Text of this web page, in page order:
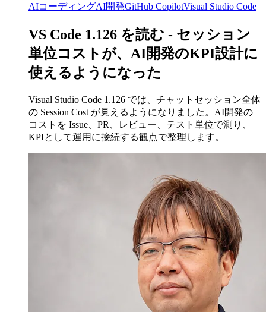
AIコーディングAI開発GitHub CopilotVisual Studio Code
VS Code 1.126 を読む - セッション
単位コストが、AI開発のKPI設計に
使えるようになった
Visual Studio Code 1.126 では、チャットセッション全体
の Session Cost が見えるようになりました。AI開発の
コストを Issue、PR、レビュー、テスト単位で測り、
KPIとして運用に接続する観点で整理します。